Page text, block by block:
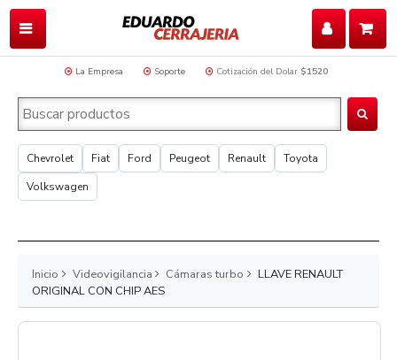
La Empresa Soporte Cotización del Dolar $1520
Chevrolet Fiat Ford Peugeot Renault
Toyota
Volkswagen
Inicio Videovigilancia Cámaras turbo
LLAVE RENAULT
ORIGINAL CON CHIP AES